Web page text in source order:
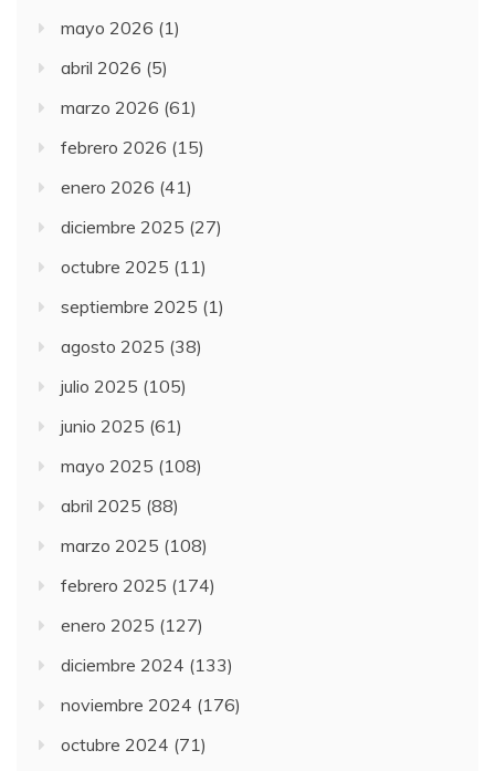
mayo 2026 (1)
abril 2026 (5)
marzo 2026 (61)
febrero 2026 (15)
enero 2026 (41)
diciembre 2025 (27)
octubre 2025 (11)
septiembre 2025 (1)
agosto 2025 (38)
julio 2025 (105)
junio 2025 (61)
mayo 2025 (108)
abril 2025 (88)
marzo 2025 (108)
febrero 2025 (174)
enero 2025 (127)
diciembre 2024 (133)
noviembre 2024 (176)
octubre 2024 (71)